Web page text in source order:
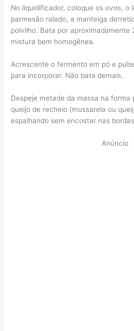
No liquidificador, coloque os ovos, o
parmesão ralado, a manteiga
polvilho. Bata por aproximadamente
mistura bem homogênea.
Acrescente o fermento em pó e
para incorporar. Não bata demais.
Despeje metade da massa na forma
queijo de recheio (mussarela ou
espalhando sem encostar nas
Anúncio